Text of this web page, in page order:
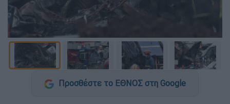
Προσθέστε το ΕΘΝΟΣ στη Google